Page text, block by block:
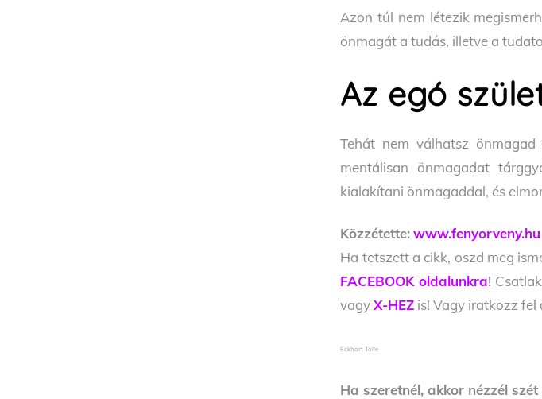
Azon túl nem létezik
önmagát a tudás, illetve a
Az egó
Tehát nem válhatsz
mentálisan önmagadat
kialakítani önmagaddal, és
Közzétette: www.fenyorveny.hu
Ha tetszett a cikk, oszd meg
FACEBOOK oldalunkra!
vagyX-HEZ is! Vagy iratkozz fel
Eckhart Tolle
Ha szeretnél, akkor nézzél